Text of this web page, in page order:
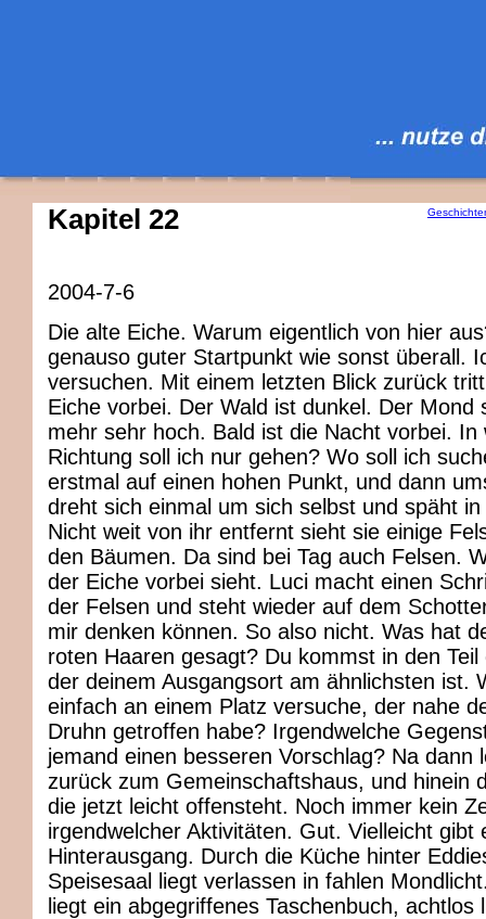
Kapitel 22
2004-7-6
Die alte Eiche. Warum eigentlich von hier
genauso guter Startpunkt wie sonst überall.
versuchen. Mit einem letzten Blick zurück
Eiche vorbei. Der Wald ist dunkel. Der Mond
mehr sehr hoch. Bald ist die Nacht vorbei. In
Richtung soll ich nur gehen? Wo soll ich
erstmal auf einen hohen Punkt, und dann
dreht sich einmal um sich selbst und späht in
Nicht weit von ihr entfernt sieht sie einige
den Bäumen. Da sind bei Tag auch Felsen.
der Eiche vorbei sieht. Luci macht einen
der Felsen und steht wieder auf dem
mir denken können. So also nicht. Was hat
roten Haaren gesagt? Du kommst in den Teil
der deinem Ausgangsort am ähnlichsten ist.
einfach an einem Platz versuche, der nahe
Druhn getroffen habe? Irgendwelche
jemand einen besseren Vorschlag? Na dann
zurück zum Gemeinschaftshaus, und hinein
die jetzt leicht offensteht. Noch immer kein
irgendwelcher Aktivitäten. Gut. Vielleicht gibt
Hinterausgang. Durch die Küche hinter
Speisesaal liegt verlassen in fahlen
liegt ein abgegriffenes Taschenbuch, achtlos